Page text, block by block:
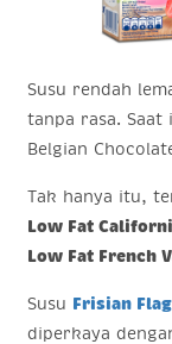
Susu rendah
tanpa rasa. Saat
Belgian
Tak hanya itu,
Low Fat
Low Fat French
Susu Frisian
diperkaya